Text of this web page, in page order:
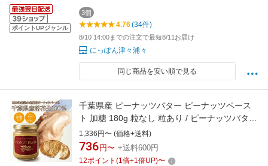
ポイントUPジャンル
3個
4.76(34件)
8/10 14:00までの注文で最短8/11お届け
にっぽん津々浦々
同じ商品を安い順で見る
千葉県産 ピーナッツバター ピーナッツペース
ト 加糖 180g 粒なし 粒あり / ピーナッツバター
八街 落花生 国産 ピーナッツ トースト 朝食 お
取り寄せ グルメ 贈り物 ギフト 敬老の日 帰省
お土産 手土産 クランチ アクアライン お土産
1,336円〜 (価格+送料)
736 円〜 +送料600円
12ポイント (1倍+1倍UP)〜